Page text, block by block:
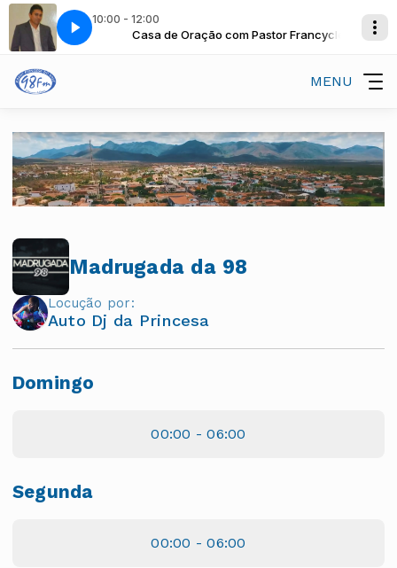
10:00 - 12:00
Francycley Casa de Oração com Pastor Francycley
MENU
Madrugada da 98
Locução por:
Auto Dj da Princesa
Domingo
00:00 - 06:00
Segunda
00:00 - 06:00